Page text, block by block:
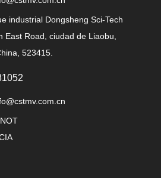
industrial Dongsheng Sci-Tech
East Road, ciudad de Liaobu,
523415.